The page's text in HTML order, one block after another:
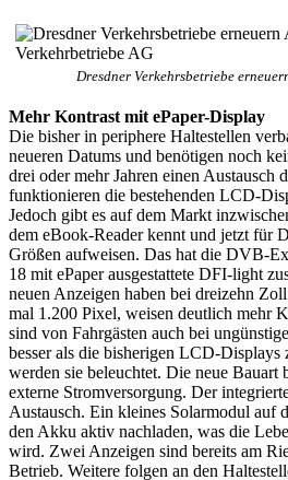
Dresdner Verkehrsbetriebe
Mehr Kontrast mit ePaper-Display
Die bisher in periphere Haltestellen
neueren Datums und benötigen noch
drei oder mehr Jahren einen Austausch
funktionieren die bestehenden LCD-
Jedoch gibt es auf dem Markt
dem eBook-Reader kennt und jetzt für
Größen aufweisen. Das hat die DVB-
18 mit ePaper ausgestattete DFI-light
neuen Anzeigen haben bei dreizehn
mal 1.200 Pixel, weisen deutlich mehr
sind von Fahrgästen auch bei
besser als die bisherigen LCD-Displays
werden sie beleuchtet. Die neue Bauart
externe Stromversorgung. Der
Austausch. Ein kleines Solarmodul auf
den Akku aktiv nachladen, was die
wird. Zwei Anzeigen sind bereits am
Betrieb. Weitere folgen an den